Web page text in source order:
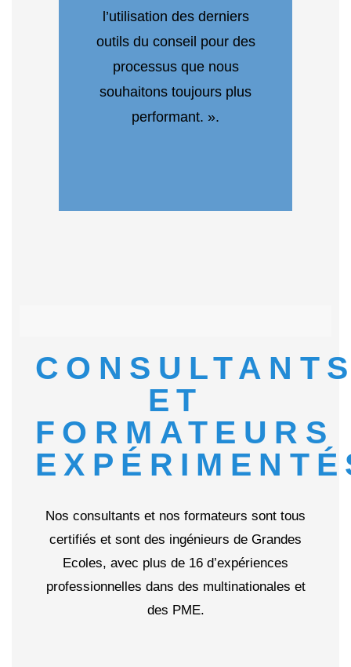
l’utilisation des derniers
outils du conseil pour des
processus que nous
souhaitons toujours plus
performant. ».
ET
FORMATEURS
Nos consultants et nos formateurs sont tous
certifiés et sont des ingénieurs de Grandes
Ecoles, avec plus de 16 d’expériences
professionnelles dans des multinationales et
des PME.